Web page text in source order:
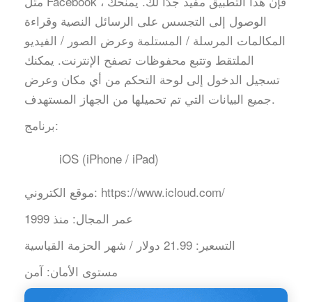
الوصول إلى التجسس على الرسائل النصية وقراءة
المكالمات المرسلة / المستلمة وعرض الصور / الفيديو
الملتقط وتتبع محفوظات تصفح الإنترنت. يمكنك
تسجيل الدخول إلى لوحة التحكم من أي مكان وعرض
جميع البيانات التي تم تحميلها من الجهاز المستهدف.
برنامج:
iOS (iPhone / iPad)
موقع الكتروني: https://www.icloud.com/
عمر المجال: منذ 1999
التسعير:
مستوى الأمان: آمن